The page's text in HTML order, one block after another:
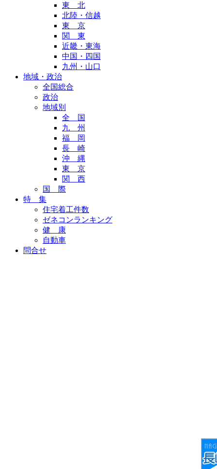
東 北
北陸・信越
東 京
関 東
近畿・東海
中国・四国
九州・山口
地域・政治
全国総合
政治
地域別
全 国
九 州
福 岡
長 崎
沖 縄
東 京
関 西
国 際
特 集
住宅着工件数
ゼネコンランキング
健 康
自動車
問合せ